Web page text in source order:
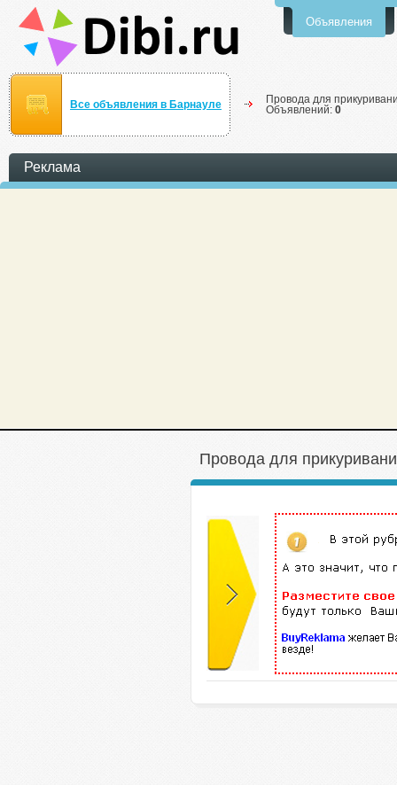
Объявления
Все объявления в Барнауле
Провода для
Объявлений: 0
Реклама
Провода для